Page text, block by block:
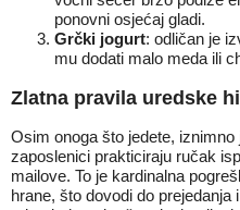
ponovni osjećaj gladi.
Grčki jogurt: odličan je
mu dodati malo meda ili
Zlatna pravila uredske
Osim onoga što jedete,
zaposlenici prakticiraju ručak
mailove. To je kardinalna
hrane, što dovodi do